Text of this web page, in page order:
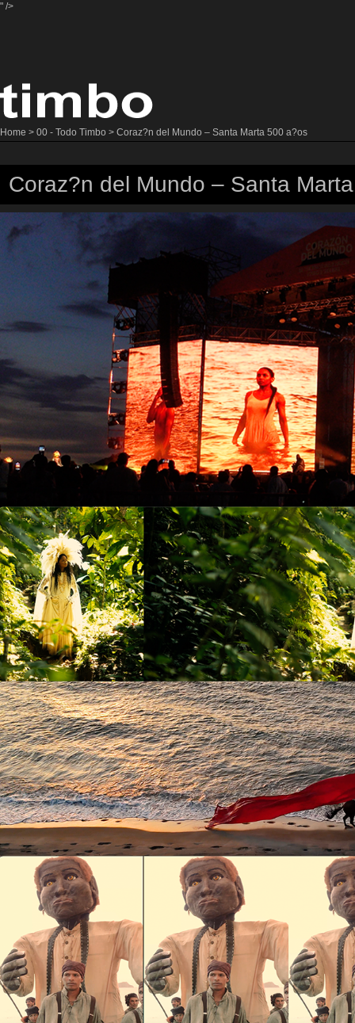
" />
Home > 00 - Todo Timbo > Coraz?n del Mundo – Santa Marta 500 a?os
Coraz?n del Mundo – Santa